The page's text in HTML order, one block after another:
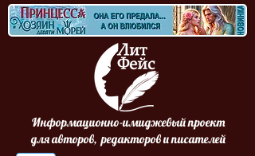
Информационно-имиджевый проект
для авторов, редакторов и писателей